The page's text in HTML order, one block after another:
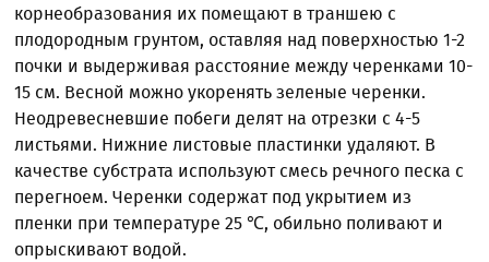
корнеобразования их помещают в траншею с
плодородным грунтом, оставляя над поверхностью 1-2
почки и выдерживая расстояние между черенками 10-
15 см. Весной можно укоренять зеленые черенки.
Неодревесневшие побеги делят на отрезки с 4-5
листьями. Нижние листовые пластинки удаляют. В
качестве субстрата используют смесь речного песка с
перегноем. Черенки содержат под укрытием из
пленки при температуре 25 ℃, обильно поливают и
опрыскивают водой.